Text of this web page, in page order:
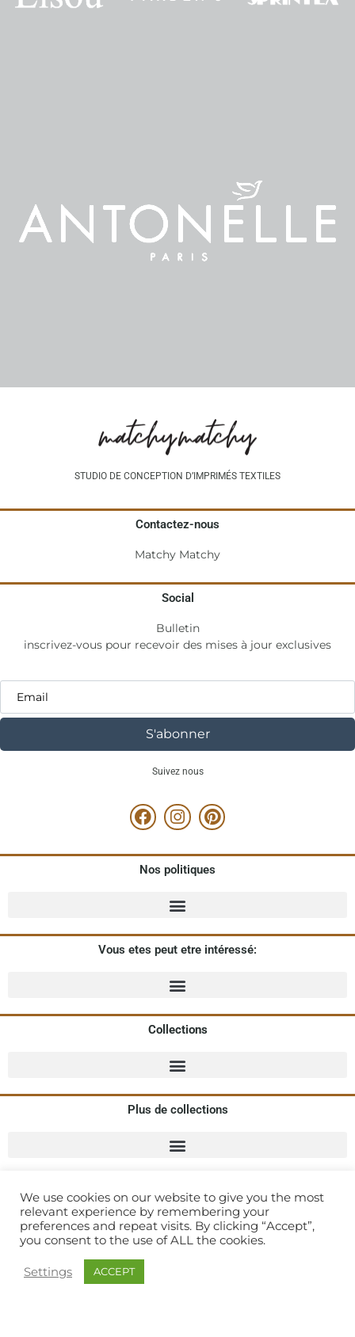
STUDIO DE CONCEPTION D’IMPRIMÉS TEXTILES
Contactez-nous
Matchy Matchy
Social
Bulletin
inscrivez-vous pour recevoir des mises à jour exclusives
S'abonner
Suivez nous
Nos politiques
Vous etes peut etre intéressé:
Collections
Plus de collections
Alioze:Agence de Communication Spécialisée Mode
© 2021 Matchy Matchy
We use cookies on our website to give you the most
relevant experience by remembering your
preferences and repeat visits. By clicking “Accept”,
you consent to the use of ALL the cookies.
Settings ACCEPT